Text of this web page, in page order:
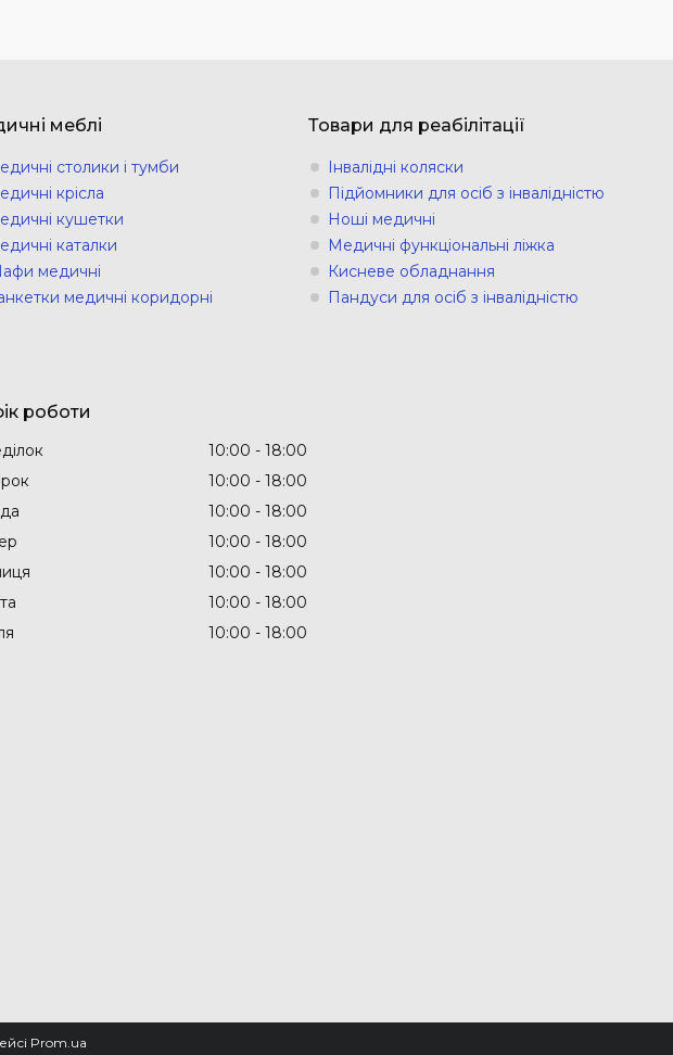
меблі
столики і тумби
крісла
кушетки
каталки
медичні
медичні коридорні
Товари для реабілітації
Інвалідні коляски
Підйомники для осіб з інвалідністю
Ноші медичні
Медичні функціональні ліжка
Кисневе обладнання
Пандуси для осіб з інвалідністю
роботи
10:00
18:00
10:00
18:00
10:00
18:00
10:00
18:00
10:00
18:00
10:00
18:00
10:00 18:00
Prom.ua